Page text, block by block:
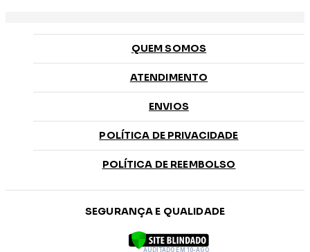
QUEM SOMOS
ATENDIMENTO
ENVIOS
POLÍTICA DE PRIVACIDADE
POLÍTICA DE REEMBOLSO
SEGURANÇA E QUALIDADE
AUDITADO EM 10-AGO